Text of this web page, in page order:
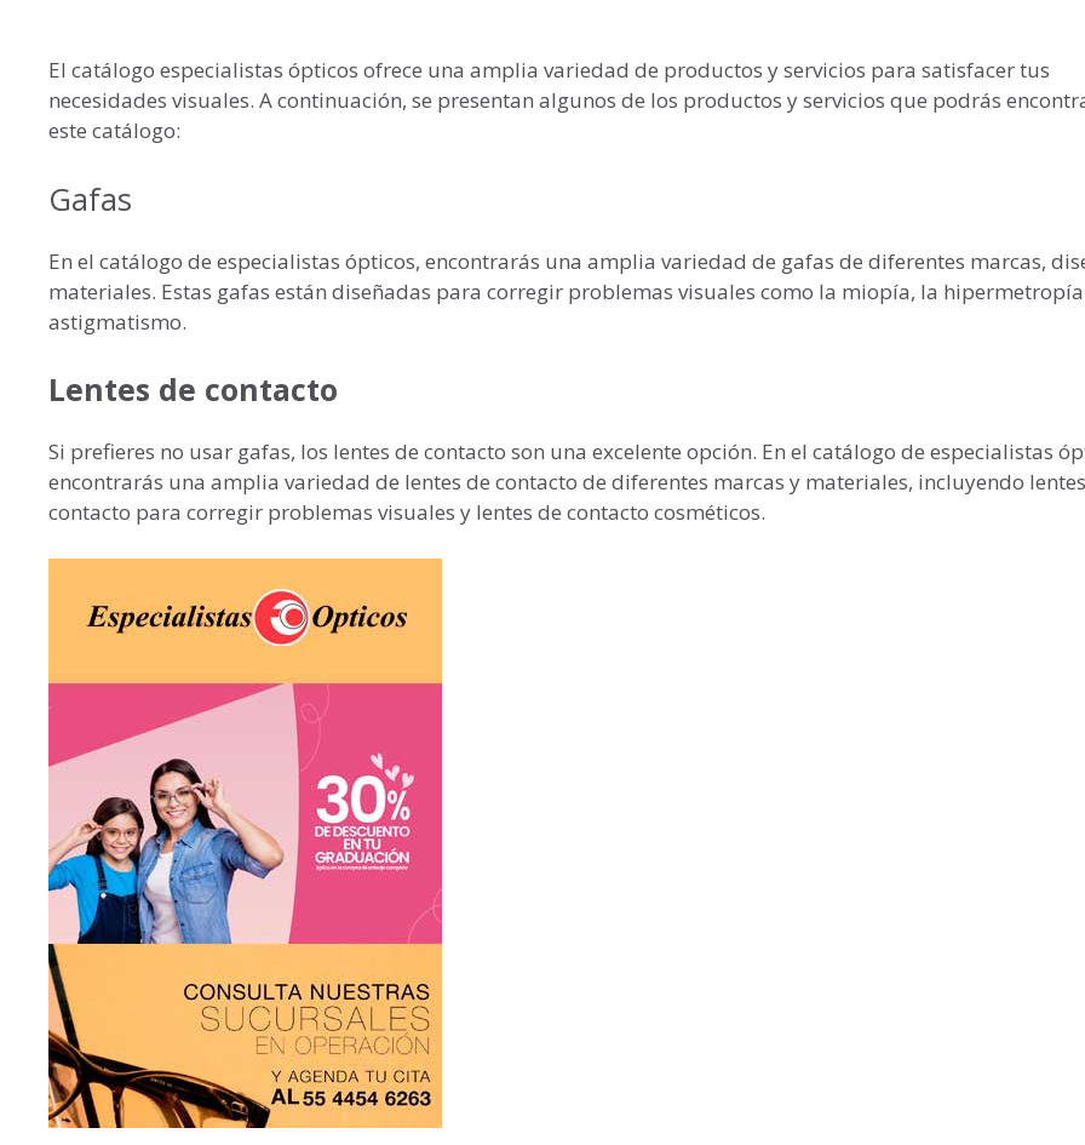
El catálogo especialistas ópticos ofrece una amplia variedad de productos y servicios para satisfacer tus
necesidades visuales. A continuación, se presentan algunos de los productos y servicios que podrás
este catálogo:
Gafas
En el catálogo de especialistas ópticos, encontrarás una amplia variedad de gafas de diferentes marcas,
materiales. Estas gafas están diseñadas para corregir problemas visuales como la miopía, la
astigmatismo.
Lentes de contacto
Si prefieres no usar gafas, los lentes de contacto son una excelente opción. En el catálogo de especialistas
encontrarás una amplia variedad de lentes de contacto de diferentes marcas y materiales, incluyendo
contacto para corregir problemas visuales y lentes de contacto cosméticos.